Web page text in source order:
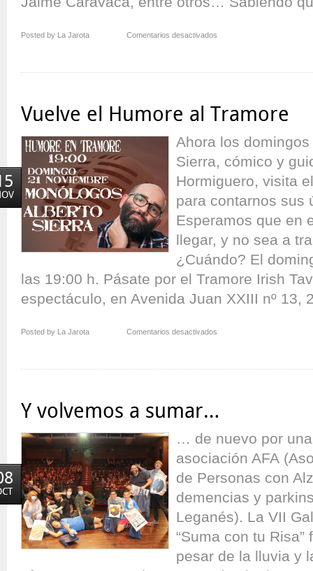
Posted by La Jarota Comentarios desactivados
no
Vuelve el Humore al Tramore
Ahora los
Sierra, cómico y
Hormiguero, visita
para contarnos
Esperamos que en
llegar, y no sea a
¿Cuándo? El
las 19:00 h. Pásate por el Tramore Irish
espectáculo, en Avenida Juan XXIII nº 13,
Posted by La Jarota Comentarios desactivados
Humore
Y volvemos a sumar…
… de nuevo por
asociación AFA
de Personas con
demencias y
Leganés). La VII
“Suma con tu
pesar de la lluvia y